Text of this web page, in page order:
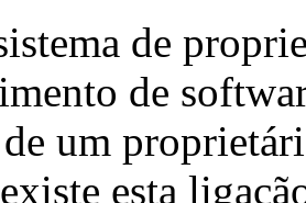
de
de
um
esta